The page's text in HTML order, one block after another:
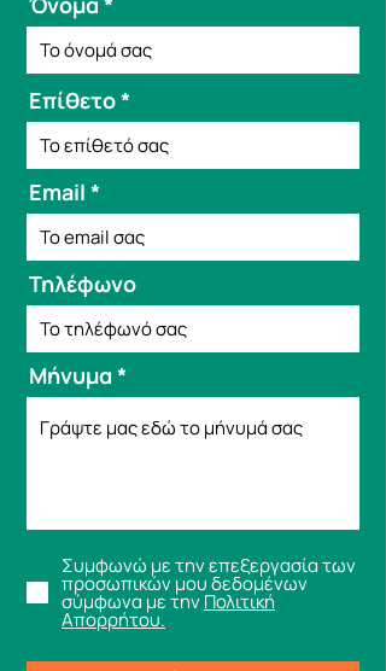
Επίθετο
Email
Τηλέφωνο
Μήνυμα
Συμφωνώ με την επεξεργασία των
προσωπικών μου δεδομένων
σύμφωνα με τηνΠολιτική
Απορρήτου.